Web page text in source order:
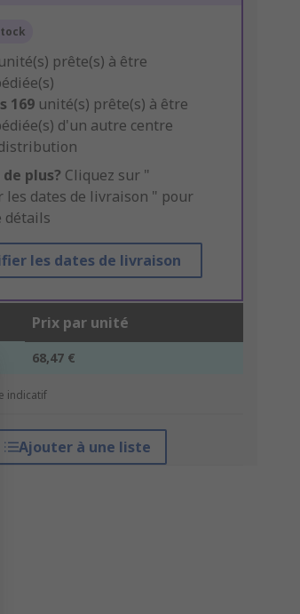
unité(s) prête(s) à être
169 unité(s) prête(s) à être
d'un autre centre
plus? Cliquez sur "
les dates de livraison " pour
détails
les dates de livraison
Prix par unité
68,47 €
indicatif
Ajouter à une liste